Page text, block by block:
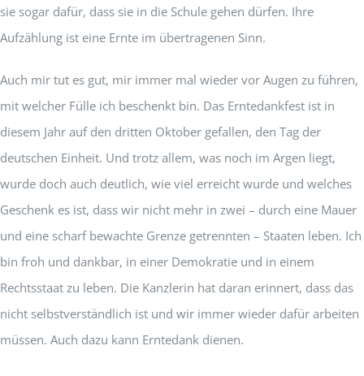
sie sogar dafür, dass sie in die Schule gehen dürfen. Ihre
Aufzählung ist eine Ernte im übertragenen Sinn.
Auch mir tut es gut, mir immer mal wieder vor Augen zu führen,
mit welcher Fülle ich beschenkt bin. Das Erntedankfest ist in
diesem Jahr auf den dritten Oktober gefallen, den Tag der
deutschen Einheit. Und trotz allem, was noch im Argen liegt,
wurde doch auch deutlich, wie viel erreicht wurde und welches
Geschenk es ist, dass wir nicht mehr in zwei – durch eine Mauer
und eine scharf bewachte Grenze getrennten – Staaten leben. Ich
bin froh und dankbar, in einer Demokratie und in einem
Rechtsstaat zu leben. Die Kanzlerin hat daran erinnert, dass das
nicht selbstverständlich ist und wir immer wieder dafür arbeiten
müssen. Auch dazu kann Erntedank dienen.